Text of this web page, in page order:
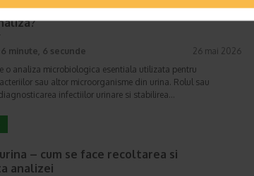
cum se face recoltarea si ce rol are
6 minute, 6 secunde
26 mai 2026
o analiza microbiologica esentiala utilizata pentru
sau altor microorganisme din urina. Rolul sau
infectiilor urinare si stabilirea…
– cum se face recoltarea si
analizei